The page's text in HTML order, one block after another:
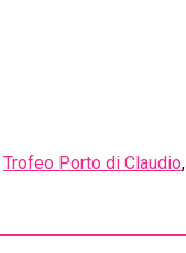
Trofeo Porto di Claudio,